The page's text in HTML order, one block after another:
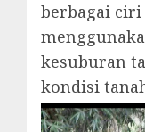
berbagai ciri
kesuburan
kondisi